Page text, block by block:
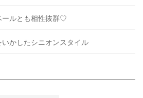
ルとも相性抜群♡
かしたシニオンスタイル